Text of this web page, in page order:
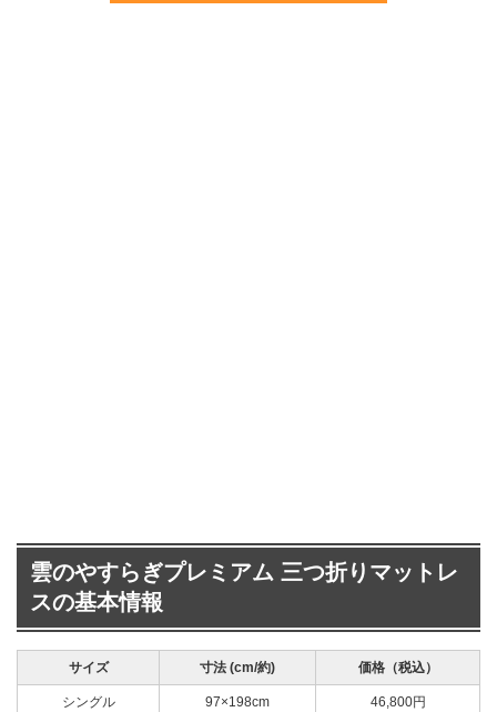
雲のやすらぎプレミアム 三つ折りマットレ
スの基本情報
サイズ 寸法 (cm/約) 価格（税込）
シングル 97×198cm 46,800円